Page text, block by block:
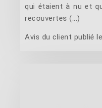
qui étaient à nu et
recouvertes (...)
Avis du client publié